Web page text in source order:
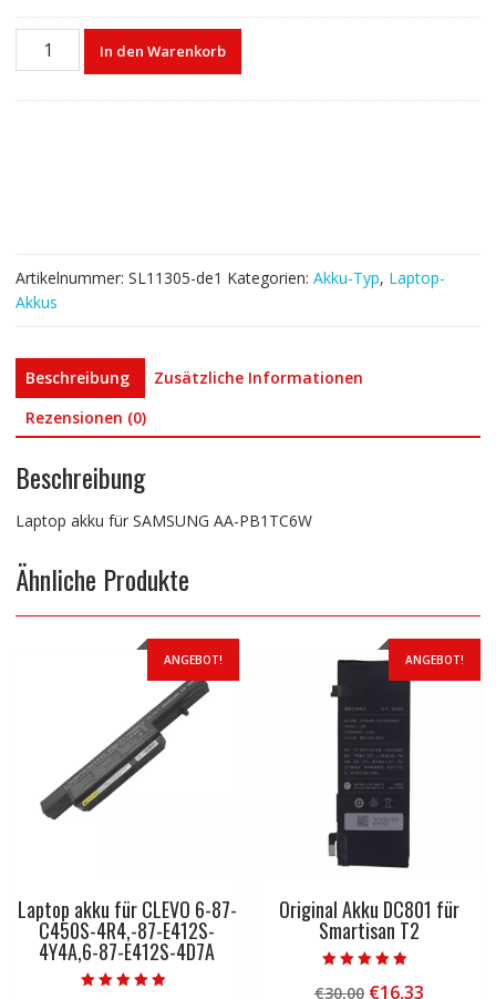
Laptop
In den Warenkorb
Artikelnummer: SL11305-de1 Kategorien: Akku-Typ, Laptop-
Akkus
Beschreibung
Zusätzliche Informationen
Rezensionen (0)
Beschreibung
Laptop akku für SAMSUNG AA-PB1TC6W
Ähnliche Produkte
ANGEBOT!
Laptop akku für CLEVO 6-87-
C450S-4R4,-87-E412S-
4Y4A,6-87-E412S-4D7A
ANGEBOT!
Original Akku DC801 für
Smartisan T2
5.00
€30,00 Ursprünglicher
€16,33